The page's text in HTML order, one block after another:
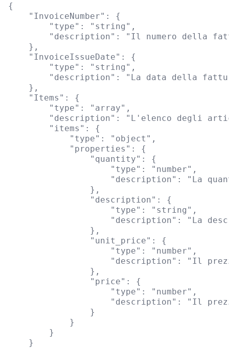
{
    "InvoiceNumber": {
        "type": "string",
"description": "Il numero della
    },
    "InvoiceIssueDate": {
        "type": "string",
"description": "La data della
    },
    "Items": {
        "type": "array",
"description": "L'elenco degli
        "items": {
            "type": "object",
            "properties": {
                "quantity": {
                    "type": "number",
"description": "La
                },
                "description": {
                    "type": "string",
"description": "La
                },
                "unit_price": {
                    "type": "number",
"description": "Il
                },
                "price": {
                    "type": "number",
"description": "Il
                }
            }
        }
    }